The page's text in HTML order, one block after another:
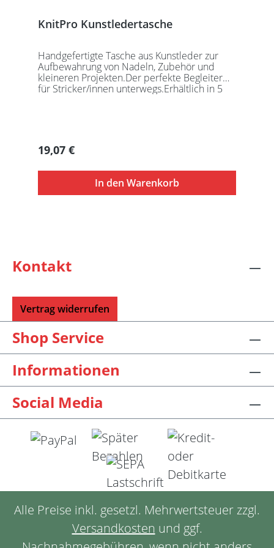
KnitPro Kunstledertasche
Handgefertigte Tasche aus Kunstleder zur
Aufbewahrung von Nadeln, Zubehör und
kleineren Projekten.Der perfekte Begleiter
für Stricker/innen unterwegs.Erhältlich in 5
Regulärer Preis:
19,07 €
In den Warenkorb
Kontakt
Vertrag widerrufen
Shop Service
Informationen
Social Media
Alle Preise inkl. gesetzl. Mehrwertsteuer zzgl.
Versandkosten und ggf.